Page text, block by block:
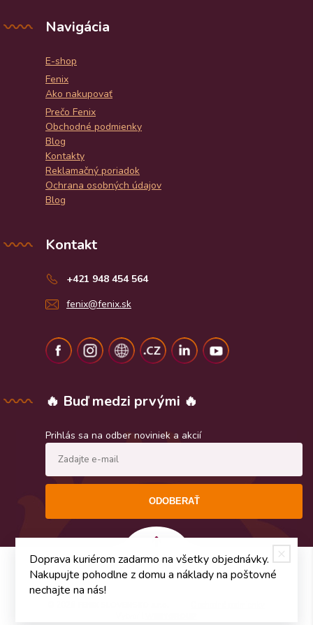
Navigácia
E-shop
Fenix
Ako nakupovať
Prečo Fenix
Obchodné podmienky
Blog
Kontakty
Reklamačný poriadok
Ochrana osobných údajov
Blog
Kontakt
+421 948 454 564
fenix@fenix.sk
🔥 Buď medzi prvými 🔥
Prihlás sa na odber noviniek a akcií
ODOBERAŤ
Doprava kuriérom zadarmo na všetky objednávky.
Nakupujte pohodlne z domu a náklady na poštovné
nechajte na nás!